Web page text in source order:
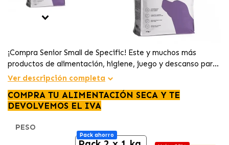
¡Compra Senior Small de Specific! Este y muchos más
productos de alimentación, higiene, juego y descanso para
tu mascota al mejor precio
Ver descripción completa
COMPRA TU ALIMENTACIÓN SECA Y TE
DEVOLVEMOS EL IVA
PESO
Pack ahorro